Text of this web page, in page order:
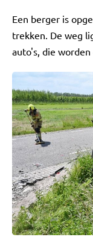
Een berger is
trekken. De weg
auto's, die